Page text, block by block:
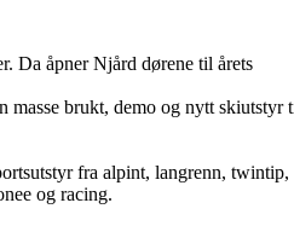
Da åpner Njård dørene til årets
masse brukt, demo og nytt skiutstyr
fra alpint, langrenn, twintip,
og racing.